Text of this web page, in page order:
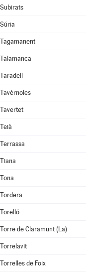
Subirats
Súria
Tagamanent
Talamanca
Taradell
Tavèrnoles
Tavertet
Teià
Terrassa
Tiana
Tona
Tordera
Torelló
Torre de Claramunt (La)
Torrelavit
Torrelles de Foix